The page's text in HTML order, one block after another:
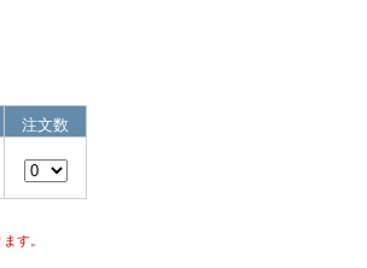
注文数
す。